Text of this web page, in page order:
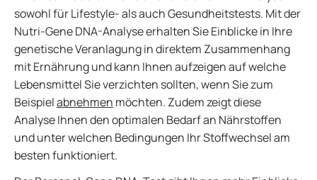
sowohl für Lifestyle- als auch Gesundheitstests. Mit der
Nutri-Gene DNA-Analyse erhalten Sie Einblicke in Ihre
genetische Veranlagung in direktem Zusammenhang
mit Ernährung und kann Ihnen aufzeigen auf welche
Lebensmittel Sie verzichten sollten, wenn Sie zum
Beispielabnehmen möchten. Zudem zeigt diese
Analyse Ihnen den optimalen Bedarf an Nährstoffen
und unter welchen Bedingungen Ihr Stoffwechsel am
besten funktioniert.